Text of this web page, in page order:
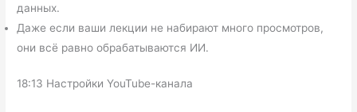
данных.
Даже если ваши лекции не набирают много просмотров,
они всё равно обрабатываются ИИ.
18:13 Настройки YouTube-канала